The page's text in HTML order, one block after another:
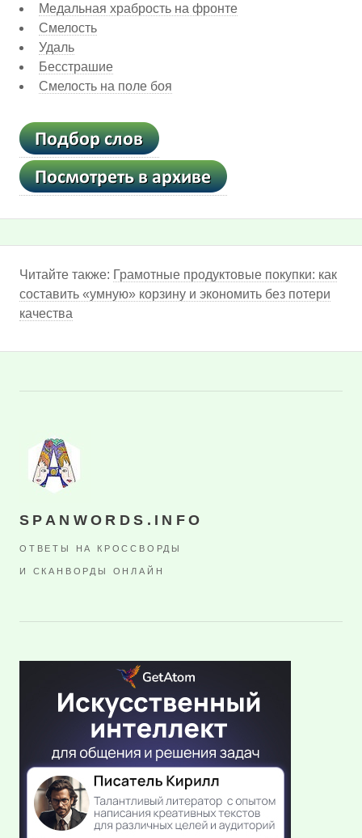
Медальная храбрость на фронте
Смелость
Удаль
Бесстрашие
Смелость на поле боя
Читайте также: Грамотные продуктовые покупки: как
составить «умную» корзину и экономить без потери
качества
SPANWORDS.INFO
ОТВЕТЫ НА КРОССВОРДЫ
И СКАНВОРДЫ ОНЛАЙН